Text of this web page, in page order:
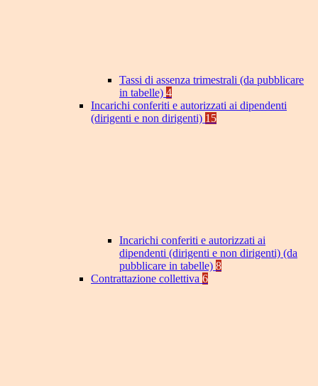
Tassi di assenza trimestrali (da pubblicare
in tabelle) 4
Incarichi conferiti e autorizzati ai dipendenti
(dirigenti e non dirigenti) 15
Incarichi conferiti e autorizzati ai
dipendenti (dirigenti e non dirigenti) (da
pubblicare in tabelle) 8
Contrattazione collettiva 6